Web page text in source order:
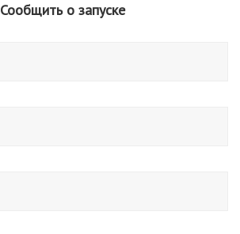
Сообщить о запуске